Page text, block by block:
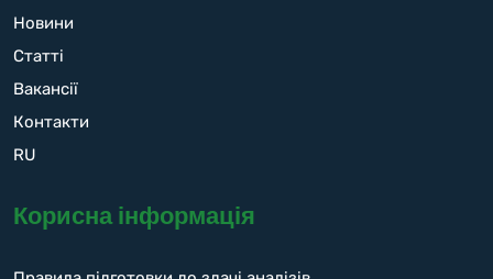
Новини
Статті
Вакансії
Контакти
RU
Корисна інформація